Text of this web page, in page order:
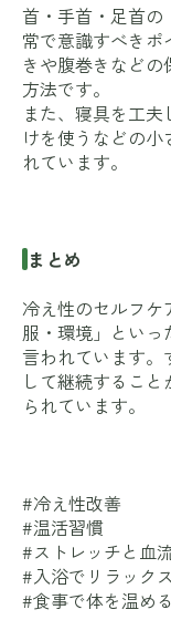
首・手首・足首の
常で意識すべき
きや腹巻きなど
方法です。
また、寝具を工
けを使うなどの
れています。
まとめ
冷え性のセルフ
服・環境」といっ
言われています。
して継続するこ
られています。
#冷え性改善
#温活習慣
#ストレッチと血
#入浴でリラックス
#食事で体を温める